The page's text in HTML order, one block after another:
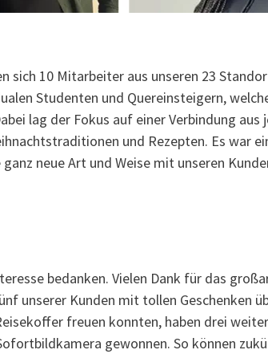
sich 10 Mitarbeiter aus unseren 23
Studenten und Quereinsteigern,
lag der Fokus auf einer Verbindung aus
und Rezepten. Es war
neue Art und Weise mit unseren
bedanken. Vielen Dank für das
unserer Kunden mit tollen Geschenken
freuen konnten, haben drei
gewonnen. So können